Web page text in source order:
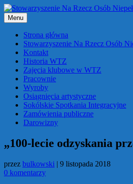
Przejdź
do
treści
Menu
Strona główna
Stowarzyszenie Na Rzecz Osób
Kontakt
Historia WTZ
Zajęcia klubowe w WTZ
Pracownie
Wyroby
Osiągnięcia artystyczne
Sokólskie Spotkania Integracyjne
Zamówienia publiczne
Darowizny
„100-lecie odzyskania
przez bulkowski | 9 listopada 2018
0 komentarzy